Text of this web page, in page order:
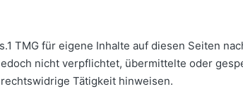
TMG für eigene Inhalte auf diesen Seiten
nicht verpflichtet, übermittelte oder
Tätigkeit hinweisen.